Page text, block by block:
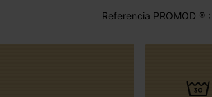
Referencia PROMOD